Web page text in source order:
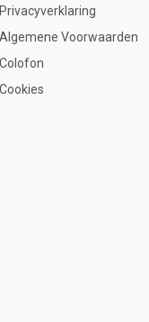
Privacyverklaring
Algemene Voorwaarden
Colofon
Cookies